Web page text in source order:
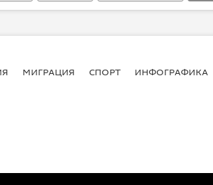
МИГРАЦИЯ СПОРТ ИНФОГРАФИКА